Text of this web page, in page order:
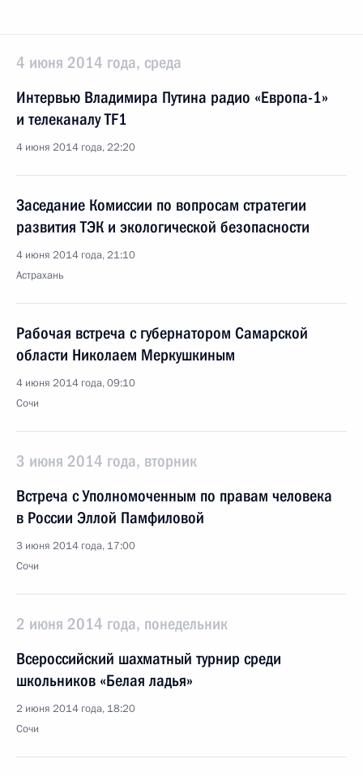
4 июня 2014 года, среда
Интервью Владимира Путина радио «Европа-1»
и телеканалу TF1
4 июня 2014 года, 22:20
Заседание Комиссии по вопросам стратегии
развития ТЭК и экологической безопасности
4 июня 2014 года, 21:10
Астрахань
Рабочая встреча с губернатором Самарской
области Николаем Меркушкиным
4 июня 2014 года, 09:10
Сочи
3 июня 2014 года, вторник
Встреча с Уполномоченным по правам человека
в России Эллой Памфиловой
3 июня 2014 года, 17:00
Сочи
2 июня 2014 года, понедельник
Всероссийский шахматный турнир среди
школьников «Белая ладья»
2 июня 2014 года, 18:20
Сочи